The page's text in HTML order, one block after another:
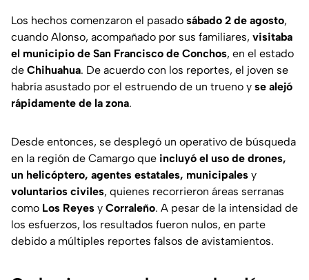
Los hechos comenzaron el pasado sábado 2 de agosto,
cuando Alonso, acompañado por sus familiares, visitaba
el municipio de San Francisco de Conchos, en el estado
de Chihuahua. De acuerdo con los reportes, el joven se
habría asustado por el estruendo de un trueno y se alejó
rápidamente de la zona.
Desde entonces, se desplegó un operativo de búsqueda
en la región de Camargo que incluyó el uso de drones,
un helicóptero, agentes estatales, municipales y
voluntarios civiles, quienes recorrieron áreas serranas
como Los Reyes y Corraleño. A pesar de la intensidad de
los esfuerzos, los resultados fueron nulos, en parte
debido a múltiples reportes falsos de avistamientos.